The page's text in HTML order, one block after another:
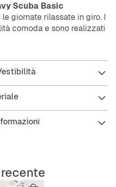
Scuba Basic
giornate rilassate in giro. I
comoda e sono realizzati
da curare. La
crea un look casual, facile